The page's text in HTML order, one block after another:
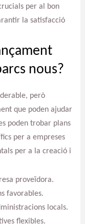
per al bon
la satisfacció
nous?
però
que poden ajudar
poden trobar plans
per a empreses
per a la creació i
proveïdora.
favorables.
locals.
flexibles.